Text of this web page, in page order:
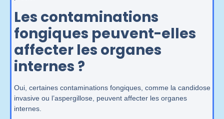
Les contaminations
fongiques peuvent-elles
affecter les organes
internes ?
Oui, certaines contaminations fongiques, comme la candidose
invasive ou l’aspergillose, peuvent affecter les organes
internes.